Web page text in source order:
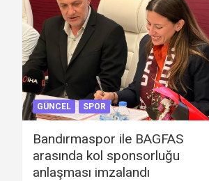
GÜNCEL SPOR
Bandırmaspor ile BAGFAS
arasında kol sponsorluğu
anlaşması imzalandı